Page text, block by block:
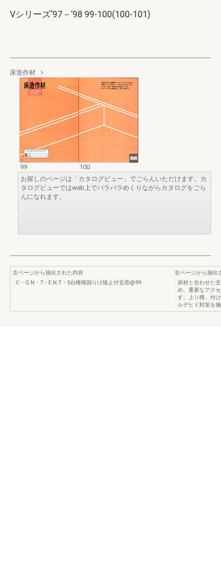
Vシリーズ’97－’98 99-100(100-101)
床造作材
99
100
お探しのページは「カタログビュー」でごらんいただけます。カ
タログビューではweb上でパラパラめくりながらカタログをごら
んになれます。
左ページから抽出された内容
C・Q.N・7・E.N.T・5台権権国りけ陵よ付玄⑥@99
右ページから抽出
床材と合わせた
め、重要なアク
す。上り権、付
ルデヒド対策を